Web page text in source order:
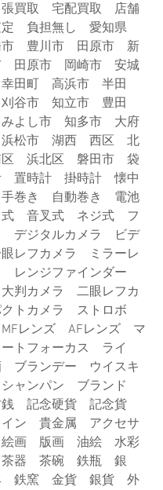
買取　宅配買取　店舗
　負担無し　愛知県
　豊川市　田原市　新
田原市　岡崎市　安城
田町　高浜市　半田
谷市　知立市　豊田
よし市　知多市　大府
松市　湖西　西区　北
　浜北区　磐田市　袋
置時計　掛時計　懐中
巻き　自動巻き　電池
　音叉式　ネジ式　フ
デジタルカメラ　ビデ
レフカメラ　ミラーレ
レンジファインダー
判カメラ　二眼レフカ
クトカメラ　ストロボ
レンズ　AFレンズ　マ
トフォーカス　ライ
ブランデー　ウイスキ
ャンパン　ブランド
　記念硬貨　記念貨
ン　貴金属　アクセサ
画　版画　油絵　水彩
器　茶碗　鉄瓶　銀
鉄窯　金貨　銀貨　外